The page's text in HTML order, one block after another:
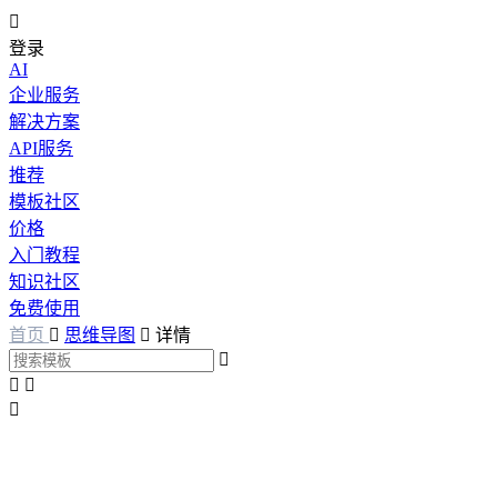

登录
AI
企业服务
解决方案
API服务
推荐
模板社区
价格
入门教程
知识社区
免费使用
首页  思维导图  详情

 
